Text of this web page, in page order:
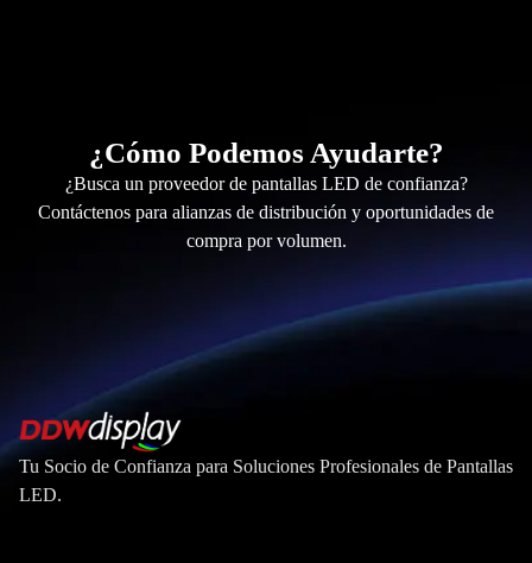
¿Cómo Podemos Ayudarte?
¿Busca un proveedor de pantallas LED de confianza?
Contáctenos para alianzas de distribución y oportunidades de
compra por volumen.
Tu Socio de Confianza para Soluciones Profesionales de Pantallas
LED.